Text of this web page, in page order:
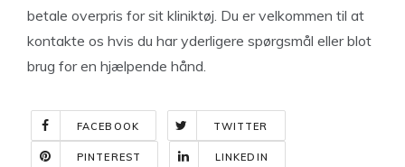
betale overpris for sit kliniktøj. Du er velkommen til at
kontakte os hvis du har yderligere spørgsmål eller blot
brug for en hjælpende hånd.
FACEBOOK TWITTER
PINTEREST LINKEDIN